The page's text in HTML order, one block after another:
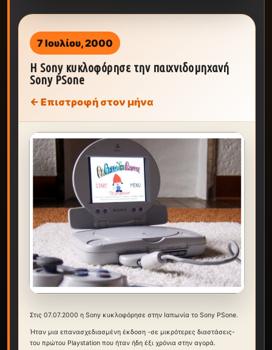
7 Ιουλίου, 2000
Η Sony κυκλοφόρησε την παιχνιδομηχανή
Sony PSone
← Επιστροφή στον μήνα
Στις 07.07.2000 η Sony κυκλοφόρησε στην Ιαπωνία το Sony PSone.
Ήταν μια επανασχεδιασμένη έκδοση -σε μικρότερες διαστάσεις-
του πρώτου Playstation που ήταν ήδη έξι χρόνια στην αγορά.